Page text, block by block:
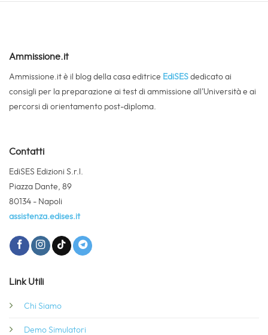
Ammissione.it
Ammissione.it è il blog della casa editrice EdiSES dedicato ai
consigli per la preparazione ai test di ammissione all’Università e ai
percorsi di orientamento post-diploma.
Contatti
EdiSES Edizioni S.r.l.
Piazza Dante, 89
80134 - Napoli
assistenza.edises.it
Link Utili
Chi Siamo
Demo Simulatori